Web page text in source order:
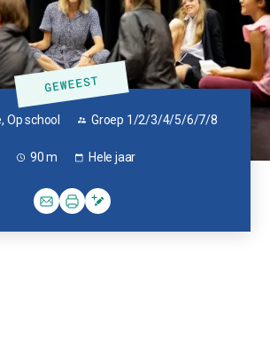
Op school Groep 1/2/3/4/5/6/7/8
90 m Hele jaar